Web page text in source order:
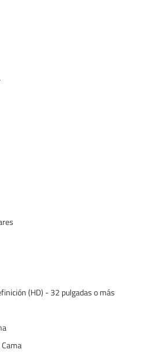
(HD) - 32 pulgadas o más